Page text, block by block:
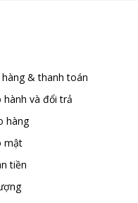
& thanh toán
và đổi trả
hàng
mật
tiền